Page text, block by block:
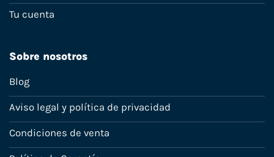
Tu cuenta
Sobre nosotros
Blog
Aviso legal y política de privacidad
Condiciones de venta